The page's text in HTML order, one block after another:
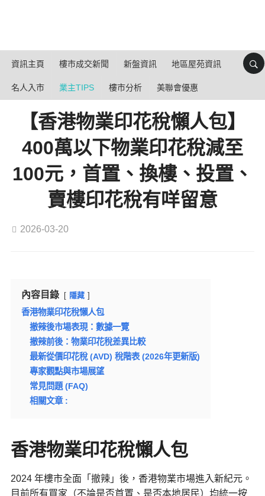
資訊主頁 樓市成交新聞 新盤資訊 地區屋苑資訊
名人入市 業主TIPS 樓市分析 美聯會優惠
【香港物業印花稅懶人包】
400萬以下物業印花稅減至
100元，首置、換樓、投置、
賣樓印花稅有咩留意
2026-03-20
內容目錄 隱藏
香港物業印花稅懶人包
撤辣後市場表現：數據一覽
撤辣前後：物業印花稅差異比較
最新從價印花稅 (AVD) 稅階表 (2026年更新版)
專家觀點與市場展望
常見問題 (FAQ)
相關文章 :
香港物業印花稅懶人包
2024 年樓市全面「撤辣」後，香港物業市場進入新紀元。
目前所有買家（不論是否首置、是否本地居民）均統一按